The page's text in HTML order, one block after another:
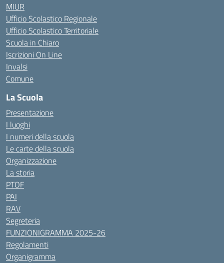
MIUR
Ufficio Scolastico Regionale
Ufficio Scolastico Territoriale
Scuola in Chiaro
Iscrizioni On Line
Invalsi
Comune
La Scuola
Presentazione
I luoghi
I numeri della scuola
Le carte della scuola
Organizzazione
La storia
PTOF
PAI
RAV
Segreteria
FUNZIONIGRAMMA 2025-26
Regolamenti
Organigramma